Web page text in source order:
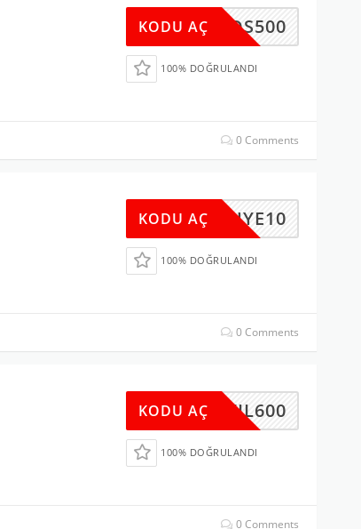
DS500
KODU AÇ
100% DOĞRULANDI
0 Comments
UYE10
KODU AÇ
100% DOĞRULANDI
0 Comments
NIYIL600
KODU AÇ
100% DOĞRULANDI
0 Comments